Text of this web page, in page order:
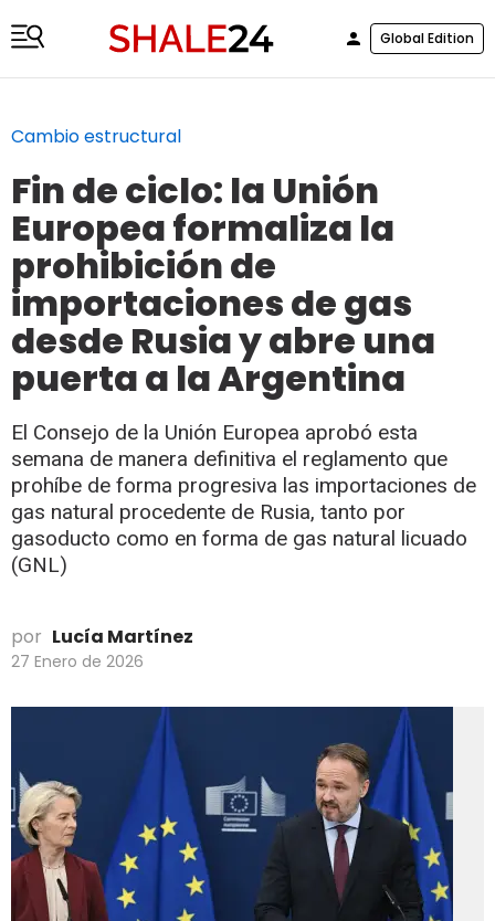
Global Edition
Cambio estructural
Fin de ciclo: la Unión
Europea formaliza la
prohibición de
importaciones de gas
desde Rusia y abre una
puerta a la Argentina
El Consejo de la Unión Europea aprobó esta
semana de manera definitiva el reglamento que
prohíbe de forma progresiva las importaciones de
gas natural procedente de Rusia, tanto por
gasoducto como en forma de gas natural licuado
(GNL)
por Lucía Martínez
27 Enero de 2026